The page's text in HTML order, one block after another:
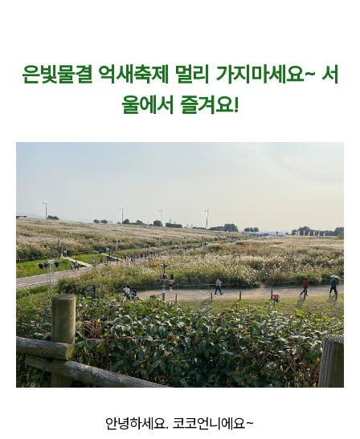
은빛물결 억새축제 멀리 가지마세요~ 서
울에서 즐겨요!
안녕하세요. 코코언니에요~